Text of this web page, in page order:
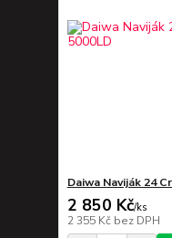
Daiwa Naviják 24
2 850 Kč/ks
2 355 Kč bez DPH